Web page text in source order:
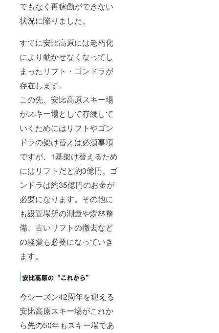
てもなく再稼働ができない
状況に陥りました。
すでに安比高原には老朽化
により動かせなくなってし
まったリフト・ゴンドラが
存在します。
この先、安比高原スキー場
がスキー場として存続して
いくためにはリフトやゴン
ドラの架け替えは必須事項
ですが、1基架け替えるため
にはリフトだと約3億円、ゴ
ンドラは約35億円のお金が
必要になります。その他に
も設置場所の測量や森林整
備、古いリフトの撤去など
の経費も必要になっていき
ます。
今シーズン42周年を迎える
安比高原スキー場がこれか
ら先の50年もスキー場であ